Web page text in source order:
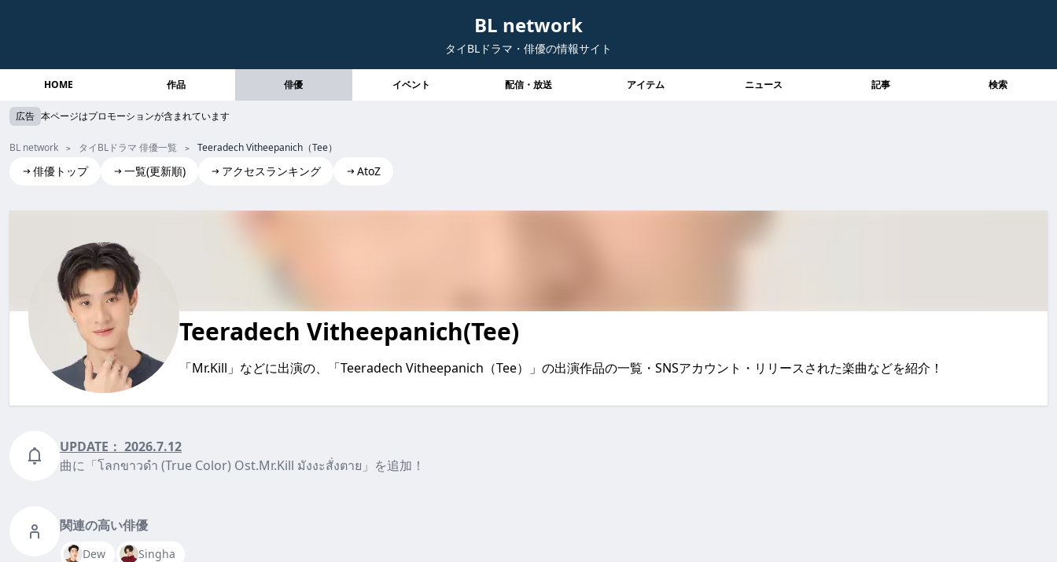
BL network
タイBLドラマ・俳優の情報サイト
HOME 作品 俳優 イベント 配信・放送 アイテム ニュース 記事 検索
広告 本ページはプロモーションが含まれています
BL network タイBLドラマ 俳優一覧 Teeradech Vitheepanich（Tee）
俳優トップ 一覧(更新順) アクセスランキング AtoZ
Teeradech Vitheepanich(Tee)
「Mr.Kill」などに出演の、「Teeradech Vitheepanich（Tee）」の出演作品の一覧・SNSアカウント・リリースされた楽曲などを紹介！
UPDATE： 2026.7.12
曲に「โลกขาวดำ (True Color) Ost.Mr.Kill มังงะสั่งตาย」を追加！
関連の高い俳優
Dew Singha